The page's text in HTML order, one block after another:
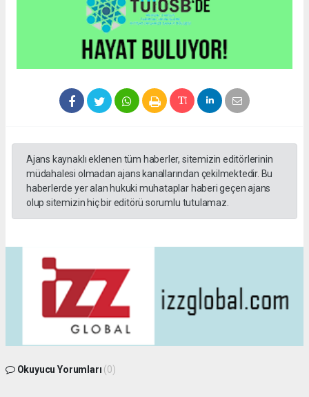
Ajans kaynaklı eklenen tüm haberler, sitemizin editörlerinin
müdahalesi olmadan ajans kanallarından çekilmektedir. Bu
haberlerde yer alan hukuki muhataplar haberi geçen ajans
olup sitemizin hiç bir editörü sorumlu tutulamaz.
Okuyucu Yorumları (0)